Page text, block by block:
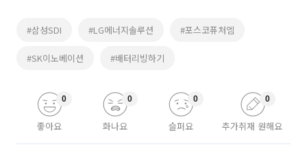
#삼성SDI #LG에너지솔루션 #포스코퓨처엠
#SK이노베이션 #배터리빙하기
좋아요
0
화나요
0
슬퍼요
0
추가취재 원해요
0